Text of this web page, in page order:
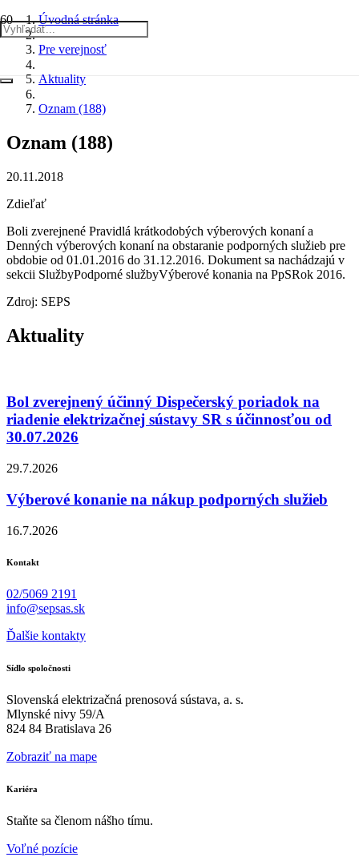
Úvodná stránka
Pre verejnosť
Aktuality
Oznam (188)
Oznam (188)
20.11.2018
Zdieľať
Boli zverejnené Pravidlá krátkodobých výberových konaní a
Denných výberových konaní na obstaranie podporných služieb pre
obdobie od 01.01.2016 do 31.12.2016. Dokument sa nachádzajú v
sekcii SlužbyPodporné službyVýberové konania na PpSRok 2016.
Zdroj: SEPS
Aktuality
Bol zverejnený účinný Dispečerský poriadok na
riadenie elektrizačnej sústavy SR s účinnosťou od
30.07.2026
29.7.2026
Výberové konanie na nákup podporných služieb
16.7.2026
Kontakt
02/5069 2191
info@sepsas.sk
Ďalšie kontakty
Sídlo spoločnosti
Slovenská elektrizačná prenosová sústava, a. s.
Mlynské nivy 59/A
824 84 Bratislava 26
Zobraziť na mape
Kariéra
Staňte sa členom nášho tímu.
Voľné pozície